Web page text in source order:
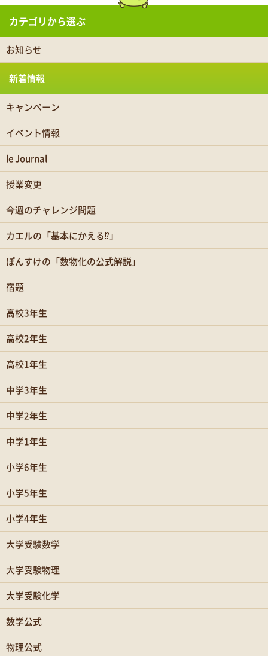
カテゴリから選ぶ
お知らせ
新着情報
キャンペーン
イベント情報
le Journal
授業変更
今週のチャレンジ問題
カエルの「基本にかえる⁉」
ぽんすけの「数物化の公式解説」
宿題
高校3年生
高校2年生
高校1年生
中学3年生
中学2年生
中学1年生
小学6年生
小学5年生
小学4年生
大学受験数学
大学受験物理
大学受験化学
数学公式
物理公式